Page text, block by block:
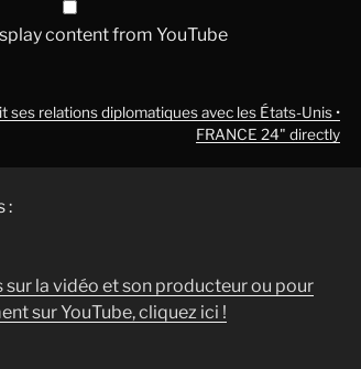
content from YouTube
ses relations diplomatiques avec les États-Unis •
FRANCE 24" directly
:
sur la vidéo et son producteur ou pour
sur YouTube, cliquez ici !